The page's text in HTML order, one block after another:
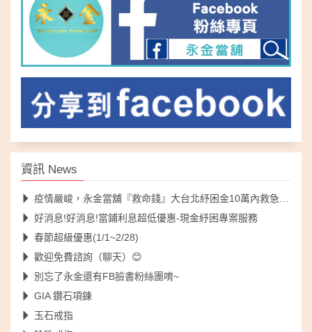
資訊 News
疫情嚴峻，永金當舖『救命錢』大台北紓困金10萬內救急不落人後
好消息!好消息!當鋪利息超低優惠-現金紓困專案服務
春節超級優惠(1/1~2/28)
歡迎免費諮詢（聊天）😊
別忘了永金還有FB臉書粉絲團唷~
GIA 鑽石項鍊
玉石戒指